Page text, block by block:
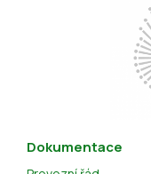
Dokumentace